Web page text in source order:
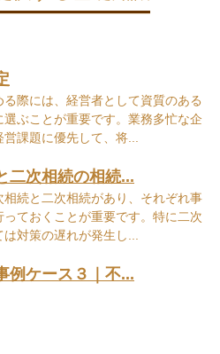
る際には、経営者として資質のある
選ぶことが重要です。業務多忙な企
課題に優先して、将...
二次相続の相続...
相続と二次相続があり、それぞれ事
っておくことが重要です。特に二次
対策の遅れが発生し...
例ケース３｜不...